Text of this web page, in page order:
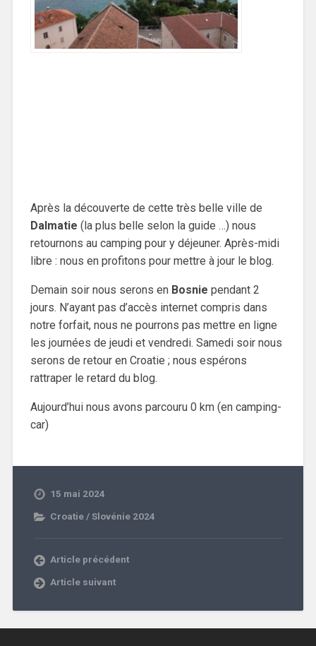
Après la découverte de cette très belle ville de
Dalmatie (la plus belle selon la guide …) nous
retournons au camping pour y déjeuner. Après-midi
libre : nous en profitons pour mettre à jour le blog.
Demain soir nous serons en Bosnie pendant 2
jours. N’ayant pas d’accès internet compris dans
notre forfait, nous ne pourrons pas mettre en ligne
les journées de jeudi et vendredi. Samedi soir nous
serons de retour en Croatie ; nous espérons
rattraper le retard du blog.
Aujourd’hui nous avons parcouru 0 km (en camping-
car)
15 mai 2024
Croatie / Slovénie 2024
Article précédent
Article suivant